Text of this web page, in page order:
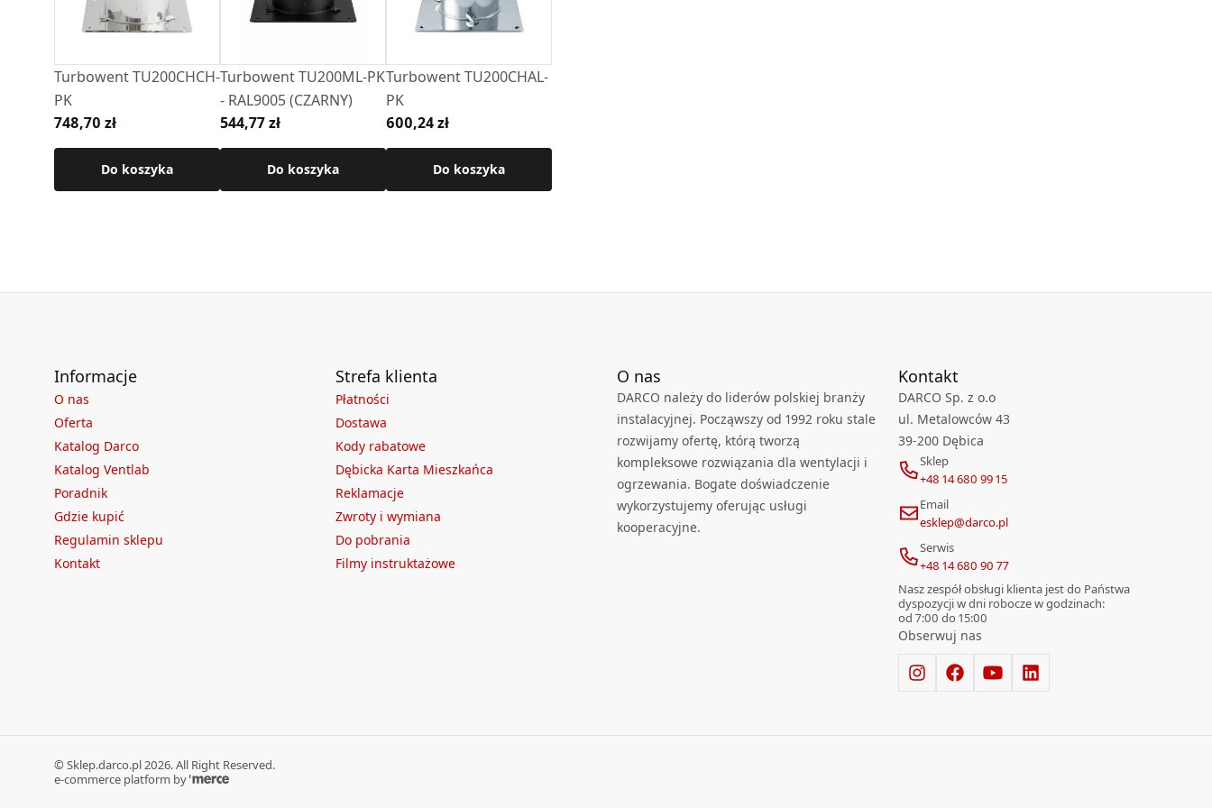
Turbowent TU200CHCH-
PK
748,70 zł
Do koszyka
Turbowent TU200ML-PK
- RAL9005 (CZARNY)
544,77 zł
Do koszyka
Turbowent TU200CHAL-
PK
600,24 zł
Do koszyka
Informacje
O nas
Oferta
Katalog Darco
Katalog Ventlab
Poradnik
Gdzie kupić
Regulamin sklepu
Kontakt
Strefa klienta
Płatności
Dostawa
Kody rabatowe
Dębicka Karta Mieszkańca
Reklamacje
Zwroty i wymiana
Do pobrania
Filmy instruktażowe
O nas
DARCO należy do liderów polskiej branży
instalacyjnej. Począwszy od 1992 roku stale
rozwijamy ofertę, którą tworzą
kompleksowe rozwiązania dla wentylacji i
ogrzewania. Bogate doświadczenie
wykorzystujemy oferując usługi
kooperacyjne.
Kontakt
DARCO Sp. z o.o
ul. Metalowców 43
39-200 Dębica
Sklep
+48 14 680 99 15
Email
esklep@darco.pl
Serwis
+48 14 680 90 77
Nasz zespół obsługi klienta jest do Państwa
dyspozycji w dni robocze w godzinach:
od 7:00 do 15:00
Obserwuj nas
© Sklep.darco.pl 2026. All Right Reserved.
e-commerce platform by